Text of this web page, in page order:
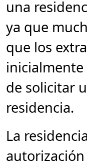
una
ya que
que los
de solicitar
residencia.
La